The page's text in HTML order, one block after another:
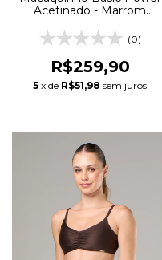
Acetinado - Marrom
(0)
R$259,90
5 x de R$51,98 sem juros